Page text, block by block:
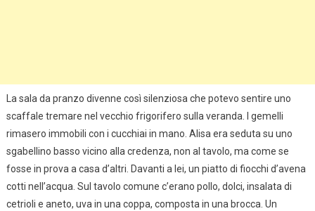
La sala da pranzo divenne così silenziosa che potevo sentire uno
scaffale tremare nel vecchio frigorifero sulla veranda. I gemelli
rimasero immobili con i cucchiai in mano. Alisa era seduta su uno
sgabellino basso vicino alla credenza, non al tavolo, ma come se
fosse in prova a casa d’altri. Davanti a lei, un piatto di fiocchi d’avena
cotti nell’acqua. Sul tavolo comune c’erano pollo, dolci, insalata di
cetrioli e aneto, uva in una coppa, composta in una brocca. Un